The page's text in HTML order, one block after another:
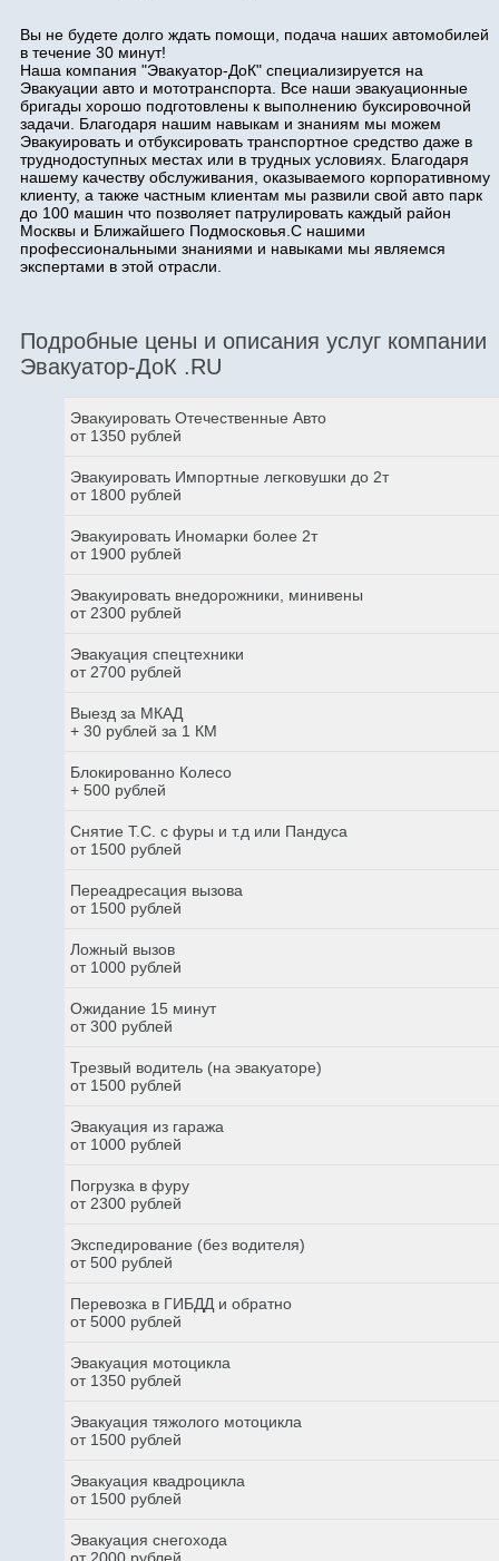
Вы не будете долго ждать помощи, подача наших автомобилей
в течение 30 минут!
Наша компания "Эвакуатор-ДоК" специализируется на
Эвакуации авто и мототранспорта. Все наши эвакуационные
бригады хорошо подготовлены к выполнению буксировочной
задачи. Благодаря нашим навыкам и знаниям мы можем
Эвакуировать и отбуксировать транспортное средство даже в
труднодоступных местах или в трудных условиях. Благодаря
нашему качеству обслуживания, оказываемого корпоративному
клиенту, а также частным клиентам мы развили свой авто парк
до 100 машин что позволяет патрулировать каждый район
Москвы и Ближайшего Подмосковья.С нашими
профессиональными знаниями и навыками мы являемся
экспертами в этой отрасли.
Подробные цены и описания услуг компании
Эвакуатор-ДоК .RU
Эвакуировать Отечественные Авто
от 1350 рублей
Эвакуировать Импортные легковушки до 2т
от 1800 рублей
Эвакуировать Иномарки более 2т
от 1900 рублей
Эвакуировать внедорожники, минивены
от 2300 рублей
Эвакуация спецтехники
от 2700 рублей
Выезд за МКАД
+ 30 рублей за 1 КМ
Блокированно Колесо
+ 500 рублей
Снятие Т.С. с фуры и т.д или Пандуса
от 1500 рублей
Переадресация вызова
от 1500 рублей
Ложный вызов
от 1000 рублей
Ожидание 15 минут
от 300 рублей
Трезвый водитель (на эвакуаторе)
от 1500 рублей
Эвакуация из гаража
от 1000 рублей
Погрузка в фуру
от 2300 рублей
Экспедирование (без водителя)
от 500 рублей
Перевозка в ГИБДД и обратно
от 5000 рублей
Эвакуация мотоцикла
от 1350 рублей
Эвакуация тяжолого мотоцикла
от 1500 рублей
Эвакуация квадроцикла
от 1500 рублей
Эвакуация снегохода
от 2000 рублей